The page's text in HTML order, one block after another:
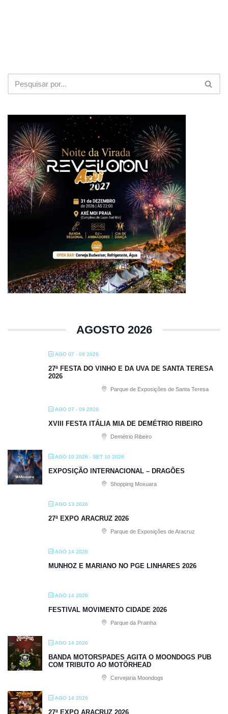
AGOSTO 2026
AGO 07 - 09 2026
27ª FESTA DO VINHO E DA UVA DE SANTA TERESA
2026
Parque de Exposições de Santa Teresa
AGO 07 - 09 2026
XVIII FESTA ITÁLIA MIA DE DEMÉTRIO RIBEIRO
Demétrio Ribeiro
AGO 10 2026 - SET 10 2026
EXPOSIÇÃO INTERNACIONAL – DRAGÕES
Shopping Moxuara
AGO 13 2026
27ª EXPO ARACRUZ 2026
Parque de Exposições de Aracruz
AGO 14 2026
MUNHOZ E MARIANO NO PGE LINHARES 2026
AGO 14 2026
FESTIVAL MOVIMENTO CIDADE 2026
Parque da Prainha
AGO 14 2026
BANDA MOTORSPADES AGITA O MOONDOGS PUB
COM TRIBUTO AO MOTÖRHEAD
Cervejaria Moondogs
AGO 14 2026
27ª EXPO ARACRUZ 2026